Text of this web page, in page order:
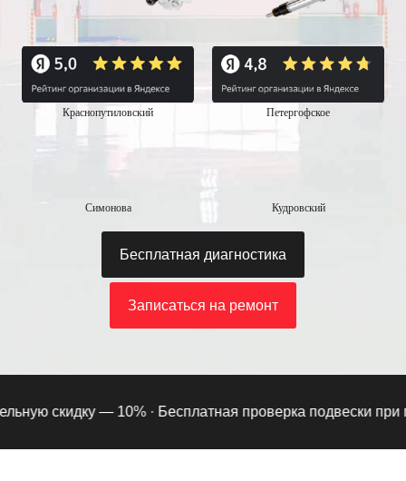
Краснопутиловский Петергофское
Симонова Кудровский
Бесплатная диагностика
Записаться на ремонт
скидку — 10% ·Бесплатная проверка подвески при